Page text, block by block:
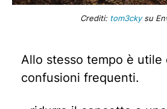
Crediti: tom3ckysu
Allo stesso tempo è utile
confusioni frequenti.